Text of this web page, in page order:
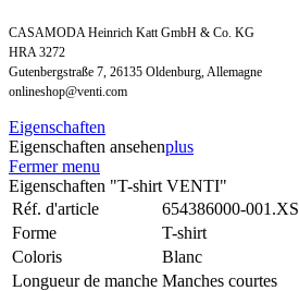
CASAMODA Heinrich Katt GmbH & Co. KG
HRA 3272
Gutenbergstraße 7, 26135 Oldenburg, Allemagne
onlineshop@venti.com
Eigenschaften
Eigenschaften ansehenplus
Fermer menu
Eigenschaften "T-shirt VENTI"
Réf. d'article
654386000-001.XS
Forme
T-shirt
Coloris
Blanc
Longueur de manche Manches courtes